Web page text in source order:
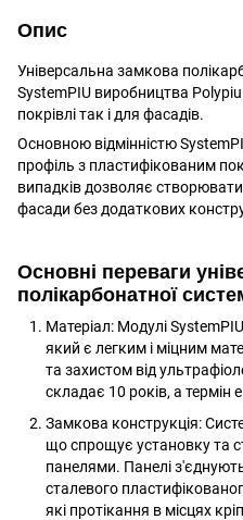
Опис
Універсальна замкова
SystemPIU виробництва
покрівлі так і для фасадів.
Основною відмінністю
профіль з пластифікованим
випадків дозволяє створювати
фасади без додаткових
Основні переваги
полікарбонатної
Матеріал: Модулі
який є легким і міцним
та захистом від
складає 10 років, а термін
Замкова конструкція:
що спрощує установку та
панелями. Панелі
сталевого
які протікання в місцях